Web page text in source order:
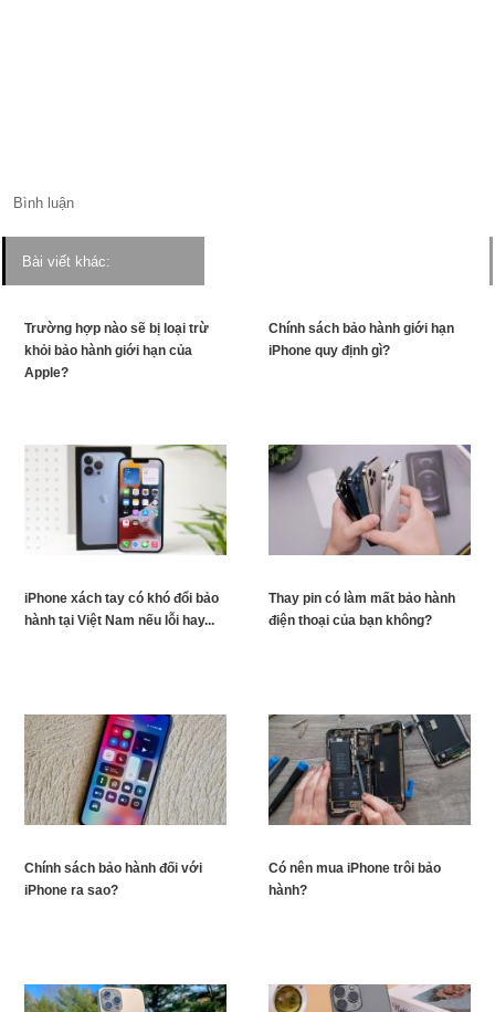
Bình luận
Bài viết khác:
Trường hợp nào sẽ bị loại trừ
khỏi bảo hành giới hạn của
Apple?
Chính sách bảo hành giới hạn
iPhone quy định gì?
iPhone xách tay có khó đổi bảo
hành tại Việt Nam nếu lỗi hay...
Thay pin có làm mất bảo hành
điện thoại của bạn không?
Chính sách bảo hành đối với
iPhone ra sao?
Có nên mua iPhone trôi bảo
hành?